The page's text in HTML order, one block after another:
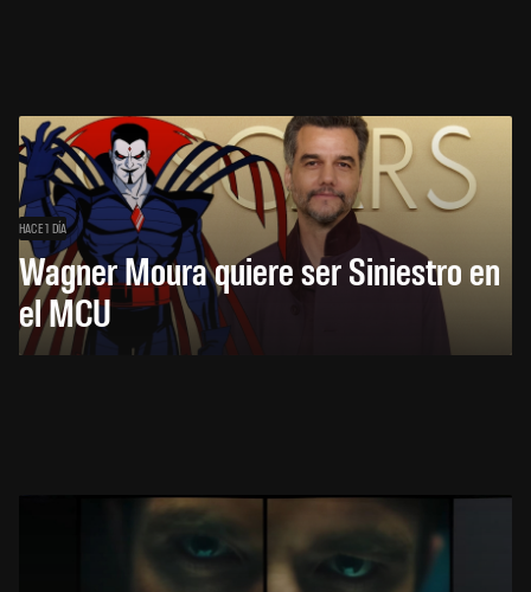
HACE 1 DÍA
Wagner Moura quiere ser Siniestro en
el MCU